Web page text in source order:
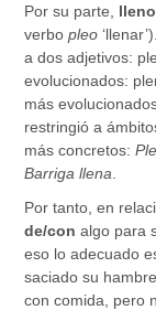
Por su parte, lleno
verbopleo
a dos adjetivos:
evolucionados:
más
restringió a
más concretos:
Barriga llena
Por tanto, en
de/con algo para
eso lo adecuado
saciado su
con comida, pero